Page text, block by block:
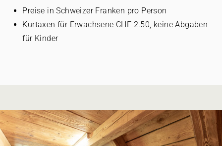
Preise in Schweizer Franken pro Person
Kurtaxen für Erwachsene CHF 2.50, keine Abgaben
für Kinder